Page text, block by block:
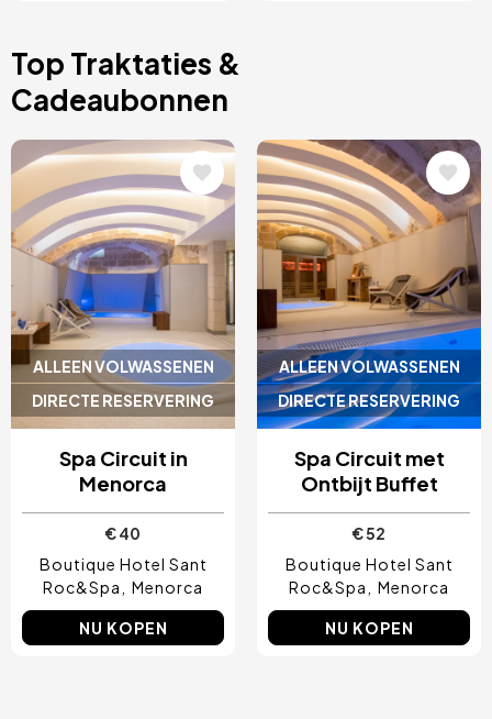
Top Traktaties &
Cadeaubonnen
ALLEEN VOLWASSENEN
DIRECTE RESERVERING
Afbeelding
Spa Circuit in
Menorca
€ 40
Boutique Hotel Sant
Roc&Spa
Menorca
NU KOPEN
ALLEEN VOLWASSENEN
DIRECTE RESERVERING
Afbeelding
Spa Circuit met
Ontbijt Buffet
€ 52
Boutique Hotel Sant
Roc&Spa
Menorca
NU KOPEN